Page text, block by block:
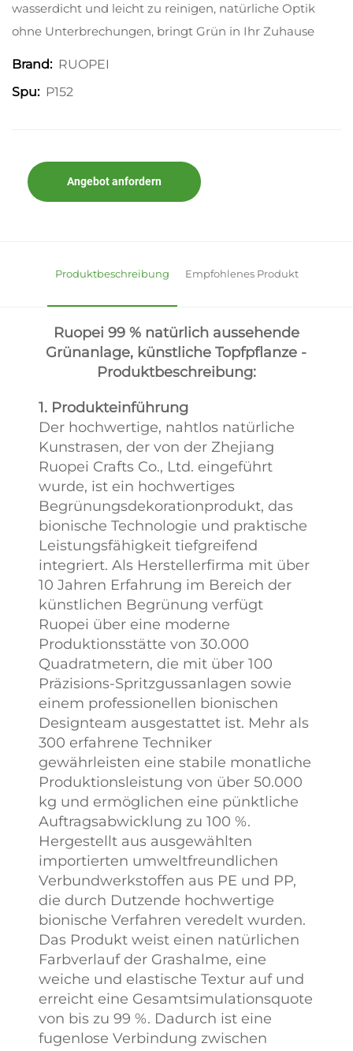
wasserdicht und leicht zu reinigen, natürliche Optik
ohne Unterbrechungen, bringt Grün in Ihr Zuhause
Brand: RUOPEI
Spu: P152
Angebot anfordern
Produktbeschreibung Empfohlenes Produkt
Ruopei 99 % natürlich aussehende
Grünanlage, künstliche Topfpflanze -
Produktbeschreibung:
1. Produkteinführung
Der hochwertige, nahtlos natürliche
Kunstrasen, der von der Zhejiang
Ruopei Crafts Co., Ltd. eingeführt
wurde, ist ein hochwertiges
Begrünungsdekorationprodukt, das
bionische Technologie und praktische
Leistungsfähigkeit tiefgreifend
integriert. Als Herstellerfirma mit über
10 Jahren Erfahrung im Bereich der
künstlichen Begrünung verfügt
Ruopei über eine moderne
Produktionsstätte von 30.000
Quadratmetern, die mit über 100
Präzisions-Spritzgussanlagen sowie
einem professionellen bionischen
Designteam ausgestattet ist. Mehr als
300 erfahrene Techniker
gewährleisten eine stabile monatliche
Produktionsleistung von über 50.000
kg und ermöglichen eine pünktliche
Auftragsabwicklung zu 100 %.
Hergestellt aus ausgewählten
importierten umweltfreundlichen
Verbundwerkstoffen aus PE und PP,
die durch Dutzende hochwertige
bionische Verfahren veredelt wurden.
Das Produkt weist einen natürlichen
Farbverlauf der Grashalme, eine
weiche und elastische Textur auf und
erreicht eine Gesamtsimulationsquote
von bis zu 99 %. Dadurch ist eine
fugenlose Verbindung zwischen